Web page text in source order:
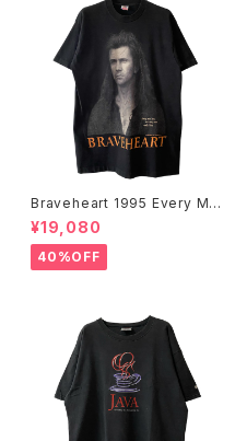
Braveheart 1995 Every Ma
n Dies, Not Every Man Real
ly Lives Movie Promo Tee
¥19,080
40%OFF